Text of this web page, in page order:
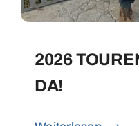
2026
DA!